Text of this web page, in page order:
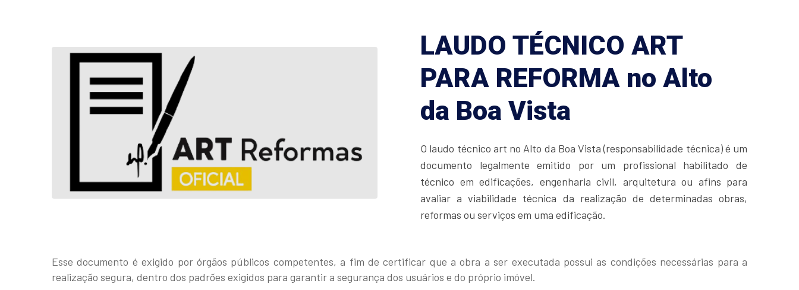
LAUDO TÉCNICO ART
PARA REFORMA no Alto
da Boa Vista
O laudo técnico art no Alto da Boa Vista (responsabilidade técnica) é um
documento legalmente emitido por um profissional habilitado de
técnico em edificações, engenharia civil, arquitetura ou afins para
avaliar a viabilidade técnica da realização de determinadas obras,
reformas ou serviços em uma edificação.
Esse documento é exigido por órgãos públicos competentes, a fim de certificar que a obra a ser executada possui as condições necessárias para a
realização segura, dentro dos padrões exigidos para garantir a segurança dos usuários e do próprio imóvel.